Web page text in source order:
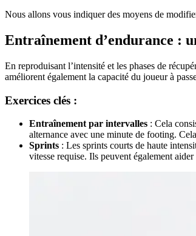
Nous allons vous indiquer des moyens de
Entraînement d’endurance :
En reproduisant l’intensité et les phases de
améliorent également la capacité du joueur à
Exercices clés :
Entraînement par intervalles : Cela
alternance avec une minute de footing.
Sprints : Les sprints courts de haute
vitesse requise. Ils peuvent également